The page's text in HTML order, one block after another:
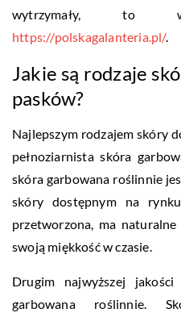
wytrzymały, to
https://polskagalanteria.pl/.
Jakie są rodzaje
pasków?
Najlepszym rodzajem skóry
pełnoziarnista skóra
skóra garbowana roślinnie
skóry dostępnym na
przetworzona, ma
swoją miękkość w czasie.
Drugim najwyższej
garbowana roślinnie.